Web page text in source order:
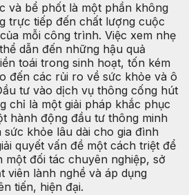
và bể phốt là một phần không
trực tiếp đến chất lượng cuộc
mỗi công trình. Việc xem nhẹ
dẫn đến những hậu quả
toái trong sinh hoạt, tốn kém
đến các rủi ro về sức khỏe và ô
tư vào dịch vụ thông cống hút
chỉ là một giải pháp khắc phục
hành động đầu tư thông minh
sức khỏe lâu dài cho gia đình
quyết vấn đề một cách triệt để
một đối tác chuyên nghiệp, sở
viên lành nghề và áp dụng
tiến, hiện đại.